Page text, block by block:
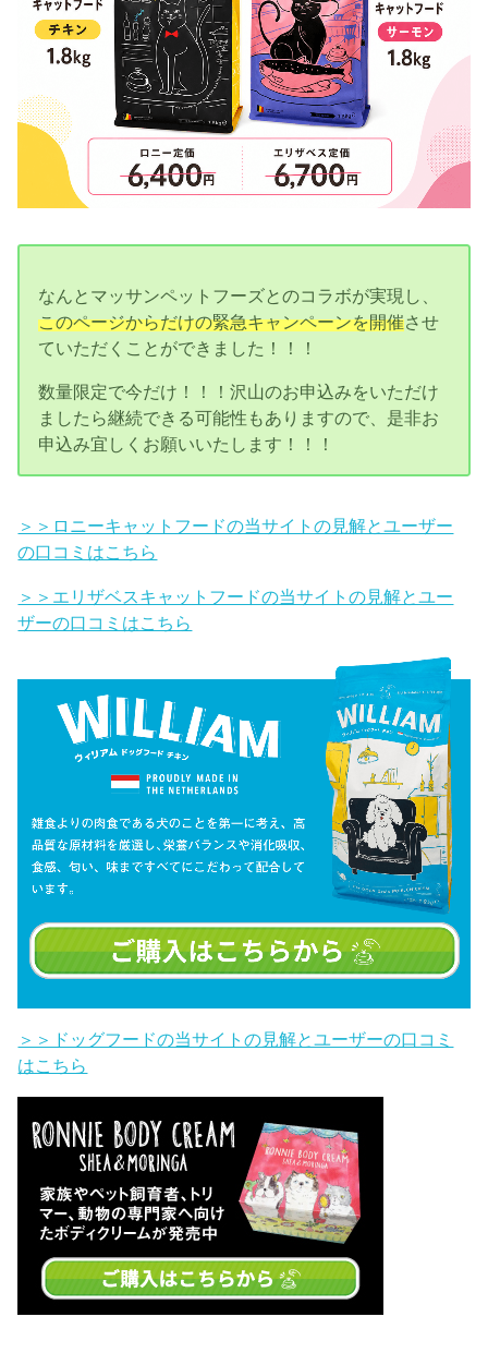
なんとマッサンペットフーズとのコラボが実現し、
このページからだけの緊急キャンペーンを開催させ
ていただくことができました！！！
数量限定で今だけ！！！沢山のお申込みをいただけ
ましたら継続できる可能性もありますので、是非お
申込み宜しくお願いいたします！！！
＞＞ロニーキャットフードの当サイトの見解とユーザー
の口コミはこちら
＞＞エリザベスキャットフードの当サイトの見解とユー
ザーの口コミはこちら
＞＞ドッグフードの当サイトの見解とユーザーの口コミ
はこちら